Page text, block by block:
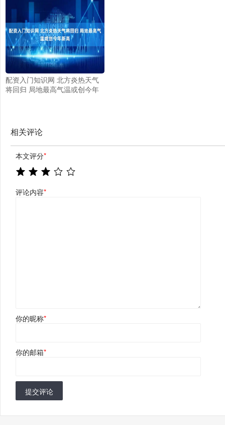
配资入门知识网 北方炎热天气
将回归 局地最高气温或创今年
相关评论
本文评分*
评论内容*
你的昵称*
你的邮箱*
提交评论